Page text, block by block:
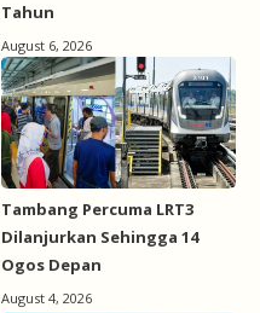
Tahun
August 6, 2026
Tambang Percuma LRT3
Dilanjurkan Sehingga 14
Ogos Depan
August 4, 2026